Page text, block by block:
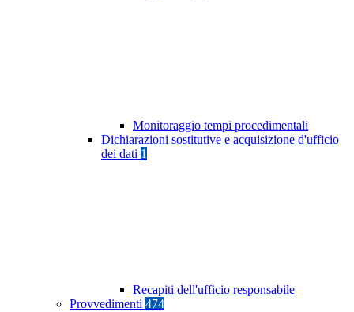
Monitoraggio tempi procedimentali
Dichiarazioni sostitutive e acquisizione d'ufficio
dei dati 1
Recapiti dell'ufficio responsabile
Provvedimenti 474